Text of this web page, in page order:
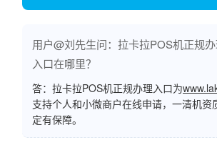
用户@刘先生问：拉卡拉POS机正规
入口在哪里？
答：拉卡拉POS机正规办理入口为
支持个人和小微商户在线申请，一清机资
定有保障。